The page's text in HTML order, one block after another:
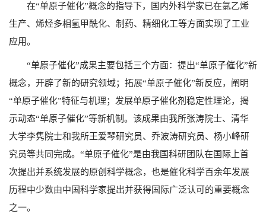
在“单原子催化”概念的指导下，国内外科学家已在氯乙烯
生产、烯烃多相氢甲酰化、制药、精细化工等方面实现了工业
应用。
“单原子催化”成果主要包括三个方面：提出“单原子催化”新
概念，开辟了新的研究领域；拓展“单原子催化”新反应，阐明
“单原子催化”特征与机理；发展单原子催化剂稳定性理论，揭
示动态“单原子催化”等新机制。该成果由我所张涛院士、清华
大学李隽院士和我所王爱琴研究员、乔波涛研究员、杨小峰研
究员等共同完成。“单原子催化”是由我国科研团队在国际上首
次提出并系统发展的原创科学概念，也是催化科学百余年发展
历程中少数由中国科学家提出并获得国际广泛认可的重要概念
之一。